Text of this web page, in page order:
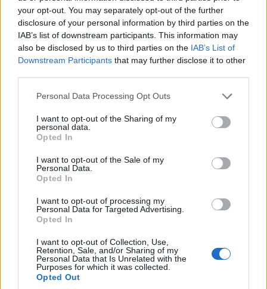
your opt-out. You may separately opt-out of the further
disclosure of your personal information by third parties on the
IAB’s list of downstream participants. This information may
also be disclosed by us to third parties on the IAB’s List of
Downstream Participants that may further disclose it to other
Please note that this website/app uses one or more Google
not limited to your visit or usage behaviour. You may click to
grant or deny consent to Google and its third-party tags to
use your data for below specified purposes in below Google
consent section.
Personal Data Processing Opt Outs
I want to opt-out of the Sharing of my
personal data.
Opted In
I want to opt-out of the Sale of my
Personal Data.
Opted In
I want to opt-out of processing my
Personal Data for Targeted Advertising.
Opted In
I want to opt-out of Collection, Use,
Retention, Sale, and/or Sharing of my
Personal Data that Is Unrelated with the
Purposes for which it was collected.
Opted Out
embargo, se ha reconstruido con mucho cariño
para devolverle su antiguo esplendor medieval,
con casas adosadas de vivos colores que hacen
que sea un lugar bonito -aunque ligeramente
artificial- por el que pasear.
ciudad, incluyendo cafés y bares
contemporáneos que descubrir. Hay muchos
espacios al aire libre de los que disfrutar y, con
un montón de restaurantes y una brillantez
amantes de la comida.
17. El lago Balaton
Situado en el oeste deHungría, el destino
vacacional del lago Balaton está repleto de